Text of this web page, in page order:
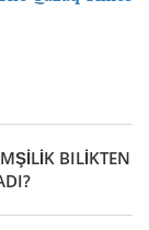
BILİKTEN